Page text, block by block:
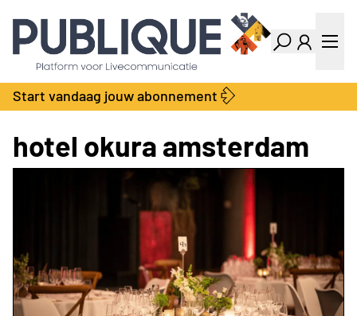
Industry Dashboard
Vacatures
Kalender
Producten
Bedrijvengids
Locatie Finder
Contact
Over ons
Start vandaag jouw abonnement
hotel okura amsterdam